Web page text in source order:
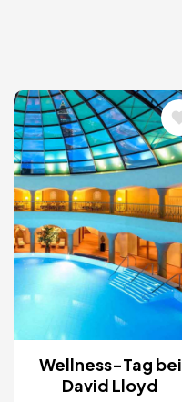
Bild
Wellness-Tag bei
David Lloyd